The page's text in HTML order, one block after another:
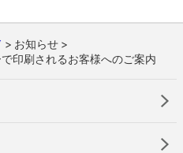
お知らせ
印刷されるお客様へのご案内